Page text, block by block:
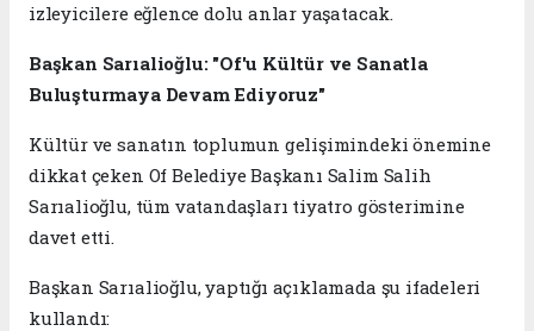
izleyicilere eğlence dolu anlar yaşatacak.
Başkan Sarıalioğlu: "Of'u Kültür ve Sanatla
Buluşturmaya Devam Ediyoruz"
Kültür ve sanatın toplumun gelişimindeki önemine
dikkat çeken Of Belediye Başkanı Salim Salih
Sarıalioğlu, tüm vatandaşları tiyatro gösterimine
davet etti.
Başkan Sarıalioğlu, yaptığı açıklamada şu ifadeleri
kullandı: